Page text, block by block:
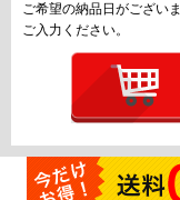
ご希望の納品日がござい
ご入力ください。